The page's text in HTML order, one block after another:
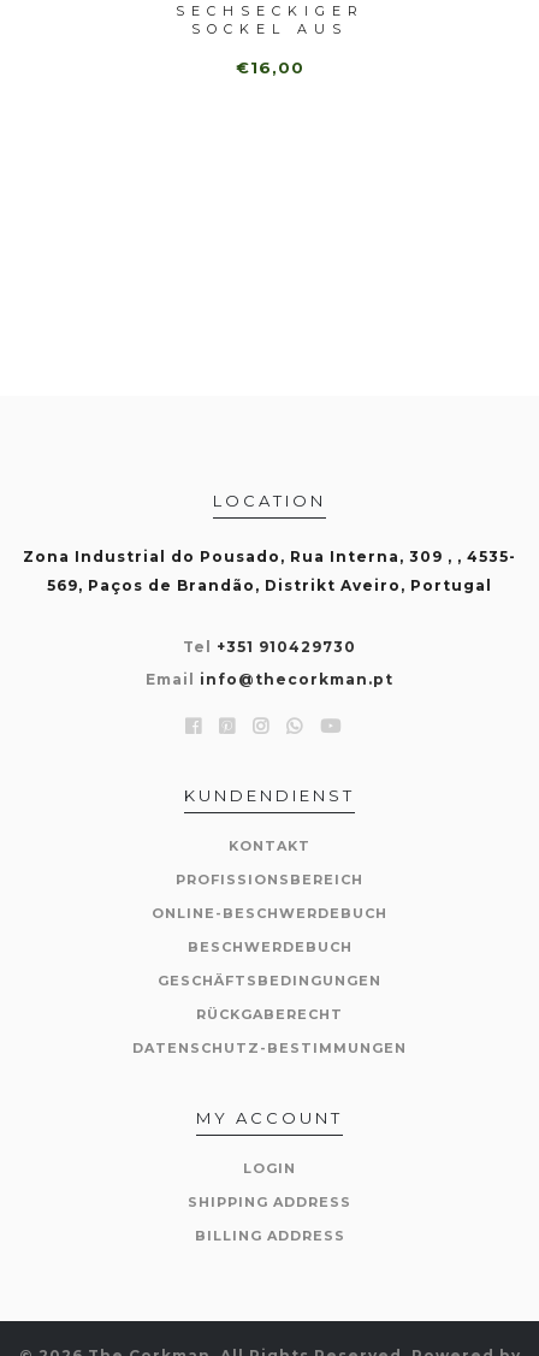
SECHSECKIGER
SOCKEL AUS
€16,00
LOCATION
Zona Industrial do Pousado, Rua Interna, 309 , , 4535-
569, Paços de Brandão, Distrikt Aveiro, Portugal
Tel +351 910429730
Email info@thecorkman.pt
KUNDENDIENST
KONTAKT
PROFISSIONSBEREICH
ONLINE-BESCHWERDEBUCH
BESCHWERDEBUCH
GESCHÄFTSBEDINGUNGEN
RÜCKGABERECHT
DATENSCHUTZ-BESTIMMUNGEN
MY ACCOUNT
LOGIN
SHIPPING ADDRESS
BILLING ADDRESS